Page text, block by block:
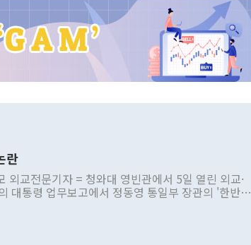
란
외교전문기자 = 청와대 영빈관에서 5일 열린 외교·
대통령 업무보고에서 정동영 통일부 장관의 '한반도
율을 거치지 않은 사안을 정책으로 추진하겠다고 공